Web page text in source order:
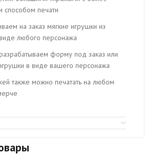
печати
на заказ мягкие игрушки из
любого персонажа
форму под заказ или
в виде вашего персонажа
также можно печатать на любом